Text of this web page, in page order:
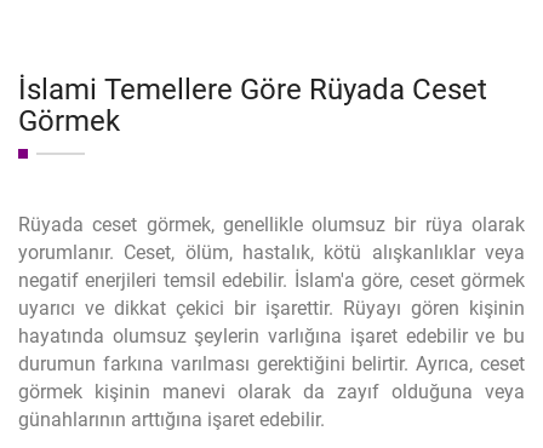
İslami Temellere Göre Rüyada Ceset
Görmek
Rüyada ceset görmek, genellikle olumsuz bir rüya olarak
yorumlanır. Ceset, ölüm, hastalık, kötü alışkanlıklar veya
negatif enerjileri temsil edebilir. İslam'a göre, ceset görmek
uyarıcı ve dikkat çekici bir işarettir. Rüyayı gören kişinin
hayatında olumsuz şeylerin varlığına işaret edebilir ve bu
durumun farkına varılması gerektiğini belirtir. Ayrıca, ceset
görmek kişinin manevi olarak da zayıf olduğuna veya
günahlarının arttığına işaret edebilir.